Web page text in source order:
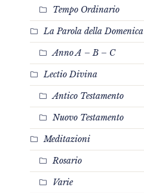
Tempo Ordinario
La Parola della Domenica
Anno A – B – C
Lectio Divina
Antico Testamento
Nuovo Testamento
Meditazioni
Rosario
Varie